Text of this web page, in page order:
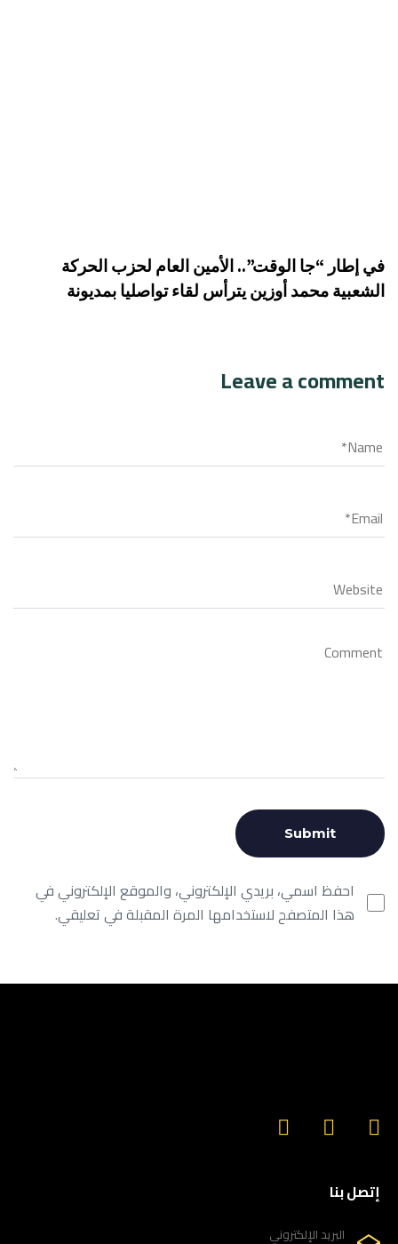
في إطار “جا الوقت”.. الأمين العام لحزب الحركة
الشعبية محمد أوزين يترأس لقاء تواصليا بمديونة
Leave a comment
احفظ اسمي، بريدي الإلكتروني، والموقع الإلكتروني في
هذا المتصفح لاستخدامها المرة المقبلة في تعليقي.
إتصل بنا
البريد الإلكتروني